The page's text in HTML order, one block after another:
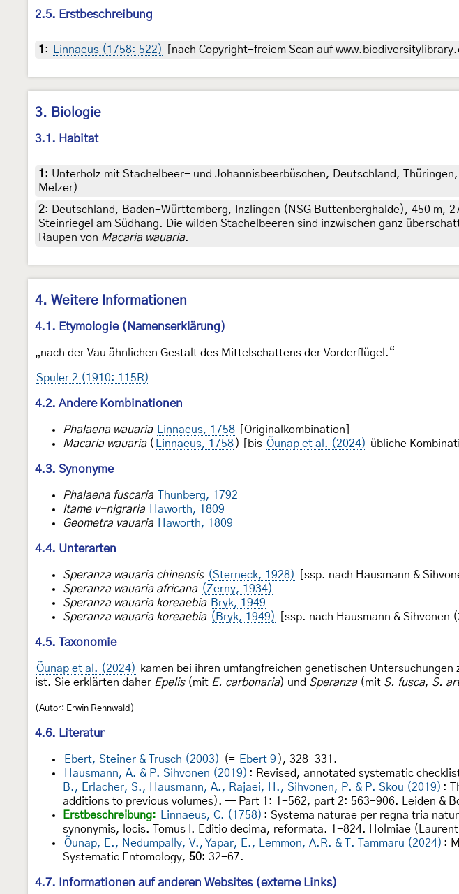
2.5. Erstbeschreibung
1 : Linnaeus (1758: 522) [nach Copyright-freiem Scan auf
3. Biologie
3.1. Habitat
1 : Unterholz mit Stachelbeer- und Johannisbeerbüschen, Deutschland,
Melzer)
2:
Deutschland, Baden-Württemberg, Inzlingen (NSG Buttenberghalde), 450 m,
Steinriegel am Südhang. Die wilden Stachelbeeren sind inzwischen ganz
Raupen von Macaria wauaria.
4. Weitere Informationen
4.1. Etymologie (Namenserklärung)
„nach der Vau ähnlichen Gestalt des Mittelschattens der Vorderflügel.“
Spuler 2 (1910: 115R)
4.2. Andere Kombinationen
Phalaena wauaria Linnaeus, 1758
[Originalkombination]
Macaria wauaria( Linnaeus, 1758 ) [bis Õunap et al. (2024) übliche
4.3. Synonyme
Phalaena fuscaria
Thunberg, 1792
Itame v-nigraria Haworth, 1809
Geometra vauaria Haworth, 1809
4.4. Unterarten
Speranza wauaria chinensis (Sterneck, 1928)
[ssp. nach Hausmann &
Speranza wauaria africana (Zerny, 1934)
Speranza wauaria koreaebia Bryk, 1949
Speranza wauaria koreaebia (Bryk, 1949) [ssp. nach Hausmann & Sihvonen
4.5. Taxonomie
Õunap et al. (2024) kamen bei ihren umfangfreichen genetischen Untersuchungen
ist. Sie erklärten daher Epelis(mit E. carbonaria) und Speranza(mit S. fusca, S.
(Autor: Erwin Rennwald)
4.6. Literatur
Ebert, Steiner & Trusch (2003) (= Ebert 9 ), 328-331.
Hausmann, A. & P. Sihvonen (2019) : Revised, annotated systematic
B., Erlacher, S., Hausmann, A., Rajaei, H., Sihvonen, P. & P. Skou (2019) :
additions to previous volumes). — Part 1: 1-562, part 2: 563-906. Leiden &
Erstbeschreibung:
Linnaeus, C. (1758) : Systema naturae per regna tria
synonymis, locis. Tomus I. Editio decima, reformata. 1-824. Holmiae
Õunap, E., Nedumpally, V., Yapar, E., Lemmon, A.R. & T. Tammaru (2024) :
Systematic Entomology, 50: 32-67.
4.7. Informationen auf anderen Websites (externe Links)